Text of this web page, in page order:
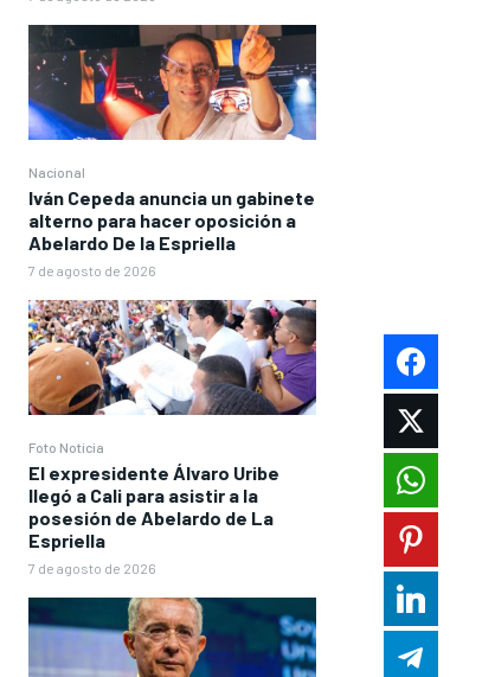
Nacional
Iván Cepeda anuncia un gabinete
alterno para hacer oposición a
Abelardo De la Espriella
7 de agosto de 2026
Foto Noticia
El expresidente Álvaro Uribe
llegó a Cali para asistir a la
posesión de Abelardo de La
Espriella
7 de agosto de 2026